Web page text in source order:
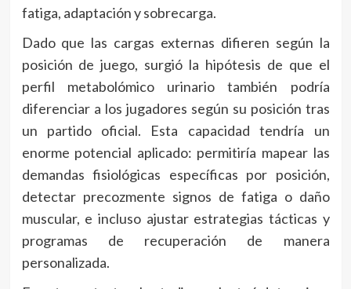
fatiga, adaptación y sobrecarga.
Dado que las cargas externas difieren según la
posición de juego, surgió la hipótesis de que el
perfil metabolómico urinario también podría
diferenciar a los jugadores según su posición tras
un partido oficial. Esta capacidad tendría un
enorme potencial aplicado: permitiría mapear las
demandas fisiológicas específicas por posición,
detectar precozmente signos de fatiga o daño
muscular, e incluso ajustar estrategias tácticas y
programas de recuperación de manera
personalizada.